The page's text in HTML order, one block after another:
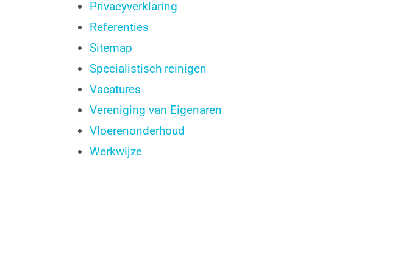
Privacyverklaring
Referenties
Sitemap
Specialistisch reinigen
Vacatures
Vereniging van Eigenaren
Vloerenonderhoud
Werkwijze